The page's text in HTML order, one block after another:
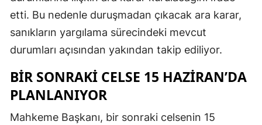
etti. Bu nedenle duruşmadan çıkacak ara karar,
sanıkların yargılama sürecindeki mevcut
durumları açısından yakından takip ediliyor.
BIR SONRAKI CELSE 15 HAZIRAN’DA
PLANLANIYOR
Mahkeme Başkanı, bir sonraki celsenin 15